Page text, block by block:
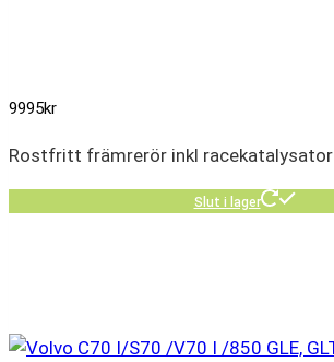
9995kr
Rostfritt främrerör inkl racekatalysator
Slut i lager